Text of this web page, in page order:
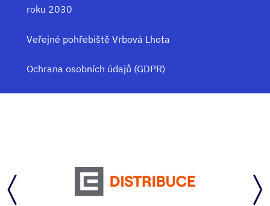
roku 2030
Veřejné pohřebiště Vrbová Lhota
Ochrana osobních údajů (GDPR)